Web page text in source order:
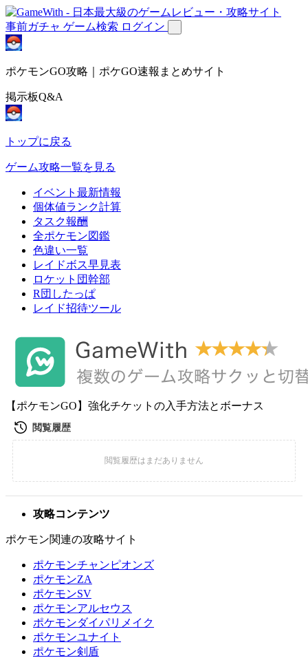
事前ガチャ ゲーム検索 ログイン
ポケモンGO攻略｜ポケGO速報まとめサイト
掲示板Q&A
トップに戻る
ゲーム攻略一覧を見る
イベント最新情報
個体値ランク計算
タスク報酬
全ポケモン図鑑
色違い一覧
レイドボス早見表
ロケット団幹部
R団したっぱ
レイド招待ツール
【ポケモンGO】強化チケットの入手方法とボーナス
攻略コンテンツ
ポケモン関連の攻略サイト
ポケモンチャンピオンズ
ポケモンZA
ポケモンSV
ポケモンアルセウス
ポケモンダイパリメイク
ポケモンユナイト
ポケモン剣盾